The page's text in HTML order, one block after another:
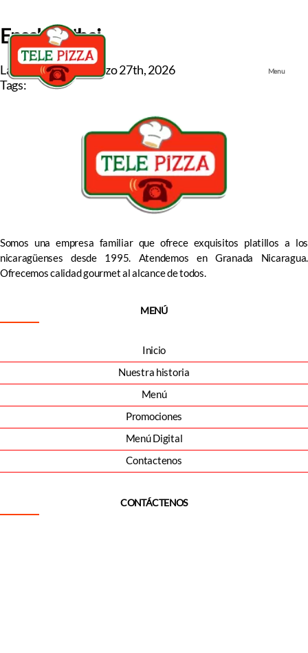
Menu
Ensalada thai
Last updated onmarzo 27th, 2026
Tags:
Somos una empresa familiar que ofrece exquisitos platillos a los
nicaragüenses desde 1995. Atendemos en Granada Nicaragua.
Ofrecemos calidad gourmet al alcance de todos.
MENÚ
Inicio
Nuestra historia
Menú
Promociones
Menú Digital
Contactenos
CONTÁCTENOS